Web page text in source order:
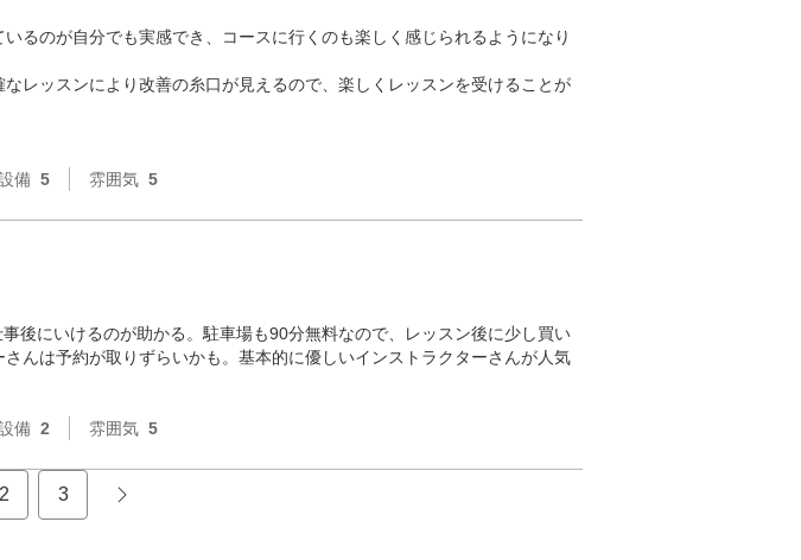
るのが自分でも実感でき、コースに行くのも楽しく感じられるようになり
レッスンにより改善の糸口が見えるので、楽しくレッスンを受けることが
備 5 雰囲気 5
後にいけるのが助かる。駐車場も90分無料なので、レッスン後に少し買い
んは予約が取りずらいかも。基本的に優しいインストラクターさんが人気
備 2 雰囲気 5
2 3